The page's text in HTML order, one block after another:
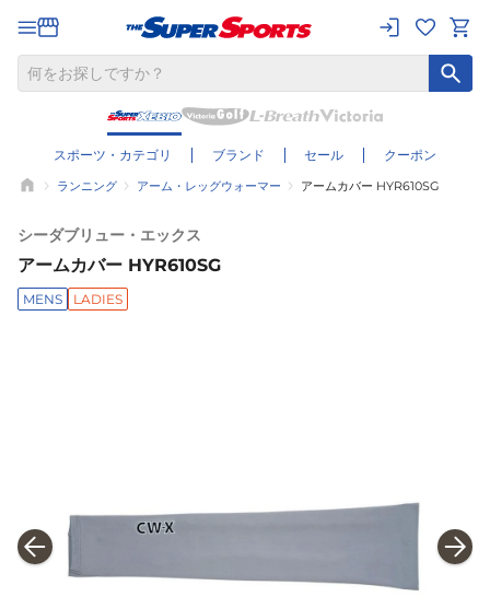
スポーツ・カテゴリ ブランド セール クーポン
ランニング アーム・レッグウォーマー アームカバー HYR610SG
シーダブリュー・エックス
アームカバー HYR610SG
MENS LADIES